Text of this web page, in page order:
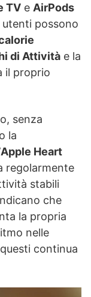
TV e AirPods
utenti possono
di Attività e la
il proprio
senza
la
Apple Heart
regolarmente
stabili
che
la propria
nelle
continua